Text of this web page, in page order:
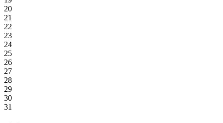
20
21
22
23
24
25
26
27
28
29
30
31